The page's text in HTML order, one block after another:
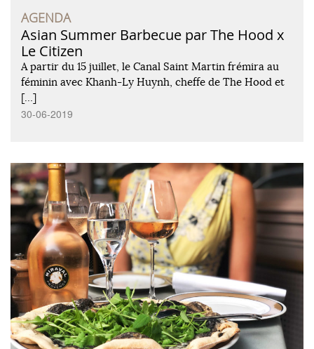
AGENDA
Asian Summer Barbecue par The Hood x
Le Citizen
A partir du 15 juillet, le Canal Saint Martin frémira au
féminin avec Khanh-Ly Huynh, cheffe de The Hood et
[…]
30-06-2019